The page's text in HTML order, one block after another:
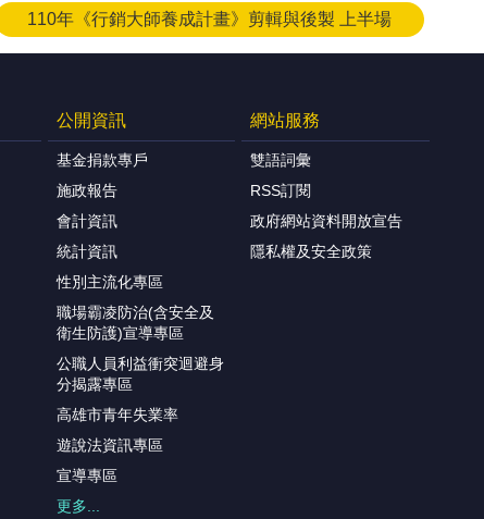
110年《行銷大師養成計畫》剪輯與後製 上半場
公開資訊
基金捐款專戶
施政報告
會計資訊
統計資訊
性別主流化專區
職場霸凌防治(含安全及
衛生防護)宣導專區
公職人員利益衝突迴避身
分揭露專區
高雄市青年失業率
遊說法資訊專區
宣導專區
更多...
網站服務
雙語詞彙
RSS訂閱
政府網站資料開放宣告
隱私權及安全政策